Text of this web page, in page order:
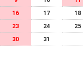
16
17 18
23
24 25
30
31